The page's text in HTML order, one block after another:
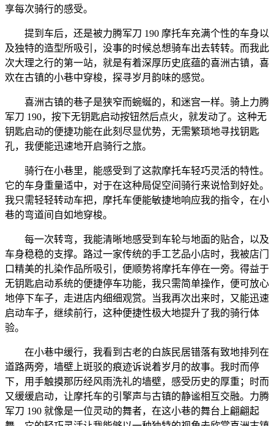
享每次骑行的感受。
提到车后，还是被力腾军刀 190 摩托车充满个性的车身以
及独特的造型所吸引，没事的时候总想骑车出去转转。而我此
次大理之行的第一站，就是有着深厚历史底蕴的喜洲古镇，喜
欢在古镇的小巷中穿梭，探寻岁月韵味的感觉。
喜洲古镇的巷子是狭窄而蜿蜒的，和迷宫一样。骑上力腾
军刀 190，按下无钥匙启动按钮然后点火，就发动了。这种无
钥匙启动的便捷功能在此刻尽显优势，无需繁琐地寻找钥匙
孔，我便能迅速地开启骑行之旅。
骑行在小巷里，能感受到了这款摩托车轻巧灵活的特性。
它的车身重量适中，对于在这种局促空间骑行来说恰到好处。
我只需轻轻转动车把，摩托车便能敏捷地响应我的指令，在小
巷的弯道间自如地穿梭。
每一次转弯，我能清晰地感受到车轮与地面的贴合，以及
车身稳稳的支撑。路过一家传统的手工艺品小店时，我被店门
口精美的扎染作品所吸引，便顺势将摩托车停在一旁。得益于
无钥匙启动系统的便捷停车功能，我只需简单操作，便可放心
地停下车子，走进店内细细观赏。当我再次出来时，又能迅速
启动车子，继续前行，这种便捷性极大地提升了我的骑行体
验。
在小巷中缓行，我看到古老的白族民居错落有致地排列在
道路两旁，墙壁上斑驳的痕迹诉说着岁月的故事。我时而停
下，用手触摸那历经风雨洗礼的墙壁，感受历史的厚重；时而
又缓缓启动，让摩托车的引擎声与古镇的静谧相互交融。力腾
军刀 190 就像是一位灵动的舞者，在这小巷的舞台上翩翩起